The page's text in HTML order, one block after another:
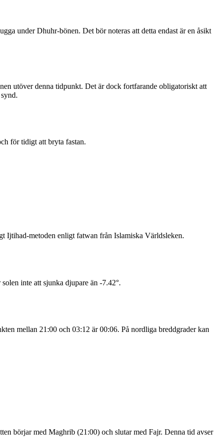
under Dhuhr-bönen. Det bör noteras att detta endast är en åsikt
utöver denna tidpunkt. Det är dock fortfarande obligatoriskt att
för tidigt att bryta fastan.
Ijtihad-metoden enligt fatwan från Islamiska Världsleken.
inte att sjunka djupare än -7.42°.
mellan 21:00 och 03:12 är 00:06. På nordliga breddgrader kan
börjar med Maghrib (21:00) och slutar med Fajr. Denna tid avser